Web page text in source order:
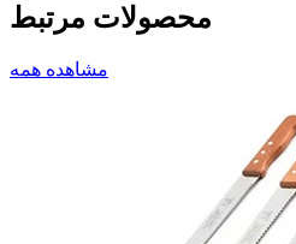
محصولات مرتبط
مشاهده همه